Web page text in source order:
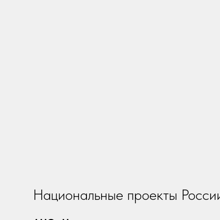
Национальные проекты